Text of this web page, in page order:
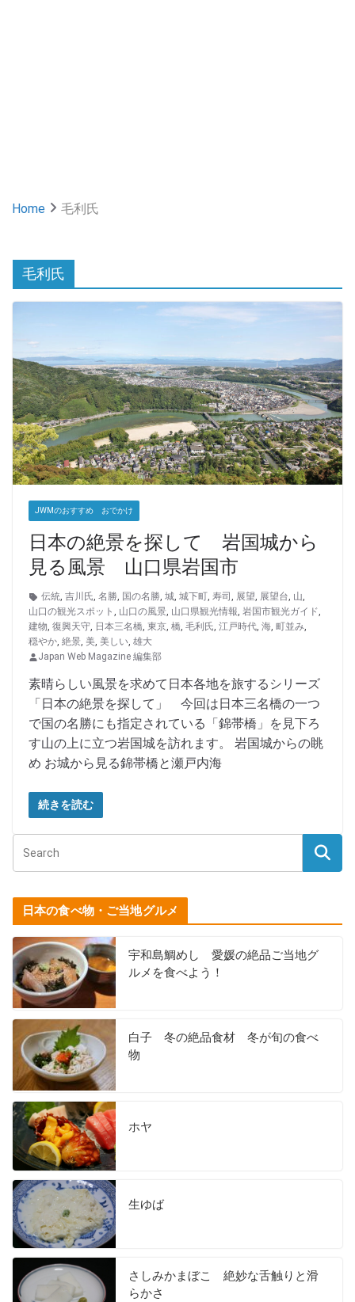
Home 毛利氏
毛利氏
JWMのおすすめ おでかけ
日本の絶景を探して 岩国城から
見る風景 山口県岩国市
伝統, 吉川氏, 名勝, 国の名勝, 城, 城下町, 寿司 , 展望, 展望台, 山,
山口の観光スポット , 山口の風景, 山口県観光情報, 岩国市観光ガイド,
建物, 復興天守, 日本三名橋, 東京, 橋, 毛利氏, 江戸時代, 海, 町並み,
穏やか, 絶景, 美, 美しい, 雄大
Japan Web Magazine 編集部
素晴らしい風景を求めて日本各地を旅するシリーズ
「日本の絶景を探して」 今回は日本三名橋の一つ
で国の名勝にも指定されている「錦帯橋」を見下ろ
す山の上に立つ岩国城を訪れます。 岩国城からの眺
め お城から見る錦帯橋と瀬戸内海
続きを読む
日本の食べ物・ご当地グルメ
宇和島鯛めし 愛媛の絶品ご当地グ
ルメを食べよう！
白子 冬の絶品食材 冬が旬の食べ
物
ホヤ
生ゆば
さしみかまぼこ 絶妙な舌触りと滑
らかさ